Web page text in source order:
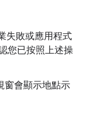
失敗或應用程式
您已按照上述操
窗會顯示地點示